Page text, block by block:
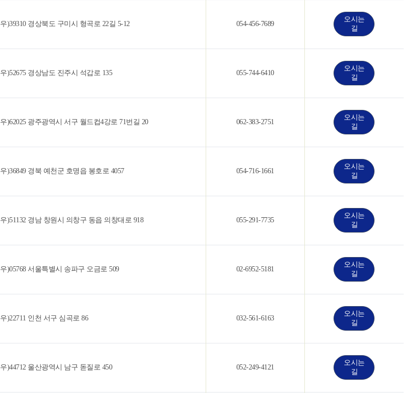
우)39310 경상북도 구미시 형곡로 22길 5-12 054-456-7689
오시는
길
우)52675 경상남도 진주시 석갑로 135 055-744-6410
오시는
길
우)62025 광주광역시 서구 월드컵4강로 71번길 20 062-383-2751
오시는
길
우)36849 경북 예천군 호명읍 봉호로 4057 054-716-1661
오시는
길
우)51132 경남 창원시 의창구 동읍 의창대로 918 055-291-7735
오시는
길
우)05768 서울특별시 송파구 오금로 509 02-6952-5181
오시는
길
우)22711 인천 서구 심곡로 86 032-561-6163
오시는
길
우)44712 울산광역시 남구 돋질로 450 052-249-4121
오시는
길